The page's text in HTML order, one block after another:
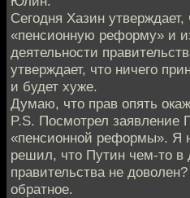
Сегодня Хазин
«пенсионную реформу» и
деятельности
утверждает, что ничего
и будет хуже.
Думаю, что прав опять
P.S. Посмотрел заявление
«пенсионной реформы». Я
решил, что Путин чем-то в
правительства не
обратное.